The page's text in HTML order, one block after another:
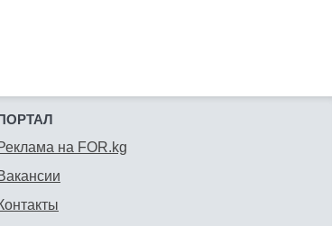
на FOR.kg